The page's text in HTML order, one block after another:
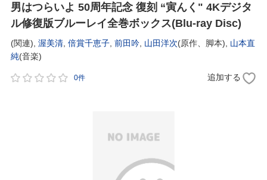
男はつらいよ 50周年記念 復刻 “寅んく" 4Kデジタ
ル修復版ブルーレイ全巻ボックス(Blu-ray Disc)
(関連), 渥美清 倍賞千恵子 前田吟 山田洋次(原作、脚本),
山本直
純(音楽)
0件 追加する